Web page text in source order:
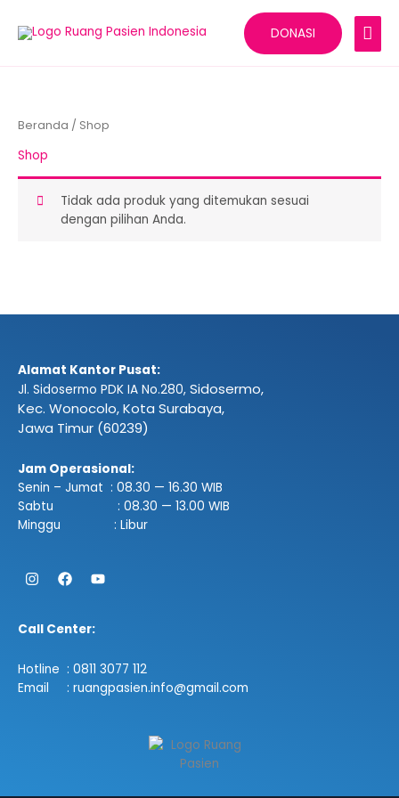
konten
DONASI
Beranda / Shop
Shop
Tidak ada produk yang ditemukan sesuai
dengan pilihan Anda.
Alamat Kantor Pusat:
Jl. Sidosermo PDK IA No.280, Sidosermo,
Kec. Wonocolo, Kota Surabaya,
Jawa Timur (60239)
Jam Operasional:
Senin – Jumat : 08.30 — 16.30 WIB
Sabtu : 08.30 — 13.00 WIB
Minggu : Libur
Instagram
Facebook
Youtube
Call Center:
Hotline : 0811 3077 112
Email : ruangpasien.info@gmail.com